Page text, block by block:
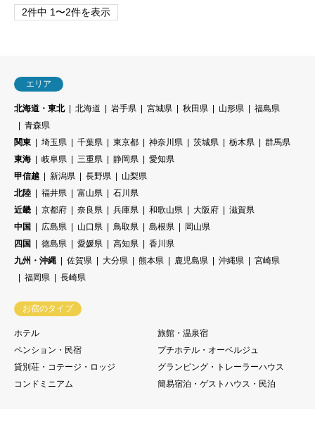
2件中 1〜2件を表示
エリア
北海道・東北 北海道 岩手県 宮城県 秋田県 山形県
福島県
青森県
関東
埼玉県 千葉県 東京都 神奈川県 茨城県 栃木県
群馬県
東海
岐阜県 三重県 静岡県
愛知県
甲信越
新潟県 長野県
山梨県
北陸
福井県 富山県
石川県
近畿
京都府 奈良県 兵庫県 和歌山県 大阪府
滋賀県
中国
広島県 山口県 鳥取県 島根県
岡山県
四国
徳島県 愛媛県 高知県
香川県
九州・沖縄
佐賀県 大分県 熊本県 鹿児島県 沖縄県
宮崎県
福岡県
長崎県
お宿のタイプ
ホテル
旅館・温泉宿
ペンション・民宿
プチホテル・オーベルジュ
貸別荘・コテージ・ロッジ
グランピング・トレーラーハウス
コンドミニアム
簡易宿泊・ゲストハウス・民泊